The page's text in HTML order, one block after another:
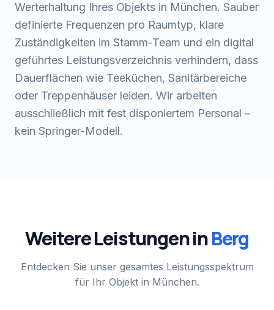
Werterhaltung Ihres Objekts in München. Sauber
definierte Frequenzen pro Raumtyp, klare
Zuständigkeiten im Stamm-Team und ein digital
geführtes Leistungsverzeichnis verhindern, dass
Dauerflächen wie Teeküchen, Sanitärbereiche
oder Treppenhäuser leiden. Wir arbeiten
ausschließlich mit fest disponiertem Personal –
kein Springer-Modell.
Weitere Leistungen inBerg
Entdecken Sie unser gesamtes Leistungsspektrum
für Ihr Objekt in München.